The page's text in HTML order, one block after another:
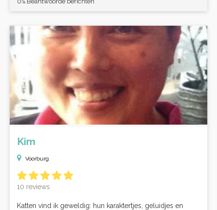
Kim
Voorburg
10 reviews
Katten vind ik geweldig: hun karaktertjes, geluidjes en